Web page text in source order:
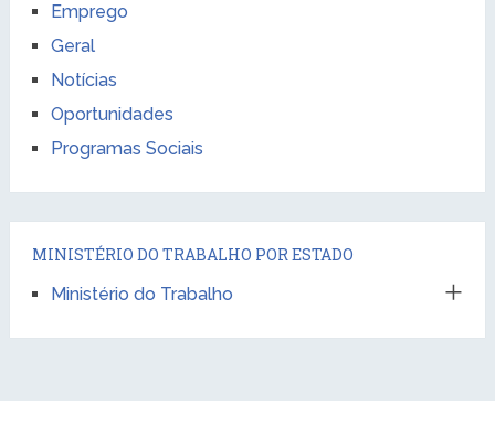
Emprego
Geral
Notícias
Oportunidades
Programas Sociais
MINISTÉRIO DO TRABALHO POR ESTADO
Ministério do Trabalho